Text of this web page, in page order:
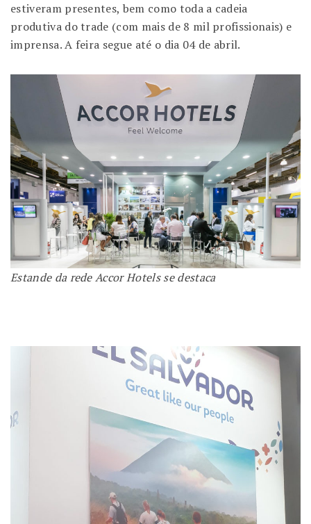
estiveram presentes, bem como toda a cadeia
produtiva do trade (com mais de 8 mil profissionais) e
imprensa. A feira segue até o dia 04 de abril.
Estande da rede Accor Hotels se destaca